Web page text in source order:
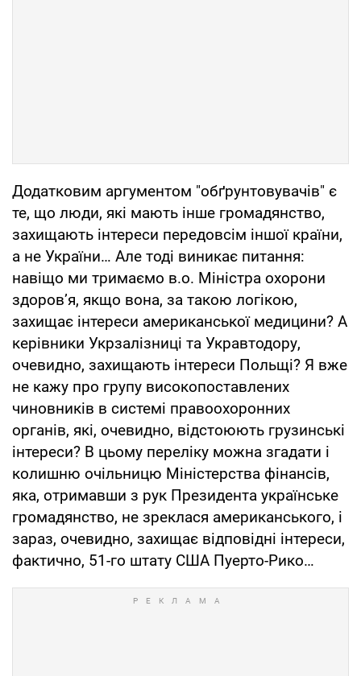
Додатковим аргументом "обґрунтовувачів" є
те, що люди, які мають інше громадянство,
захищають інтереси передовсім іншої країни,
а не України… Але тоді виникає питання:
навіщо ми тримаємо в.о. Міністра охорони
здоров’я, якщо вона, за такою логікою,
захищає інтереси американської медицини? А
керівники Укрзалізниці та Укравтодору,
очевидно, захищають інтереси Польщі? Я вже
не кажу про групу високопоставлених
чиновників в системі правоохоронних
органів, які, очевидно, відстоюють грузинські
інтереси? В цьому переліку можна згадати і
колишню очільницю Міністерства фінансів,
яка, отримавши з рук Президента українське
громадянство, не зреклася американського, і
зараз, очевидно, захищає відповідні інтереси,
фактично, 51-го штату США Пуерто-Рико…